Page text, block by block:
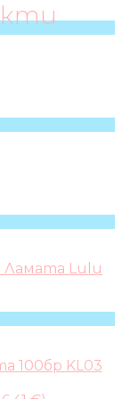
Ламата Lulu
100бр KL03